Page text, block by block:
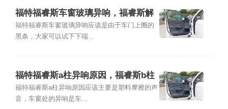
福特福睿斯车窗玻璃异响，福睿斯解
决车窗异响
福特福睿斯车窗玻璃异响应该是由于车门上圈的
黑条，大家可以试下下端...
福特福睿斯a柱异响原因，福睿斯b柱
异响怎么解决
福特福睿斯a柱异响原因应该主要是塑料摩擦的声
音，车窗处的异响是车...